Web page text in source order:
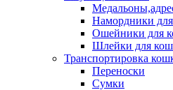
Намордники
Ошейники для
Шлейки для
Транспортировка
Переноски
Сумки